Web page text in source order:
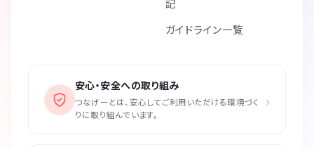
記
ガイドライン一覧
安心・安全への取り組み
つなげーとは、安心してご利用いただける環境づく
りに取り組んでいます。
›